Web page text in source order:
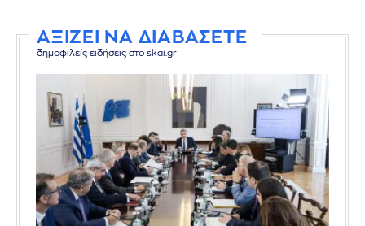
ΑΞΙΖΕΙ ΝΑ ΔΙΑΒΑΣΕΤΕ
δημοφιλείς ειδήσεις στο skai.gr